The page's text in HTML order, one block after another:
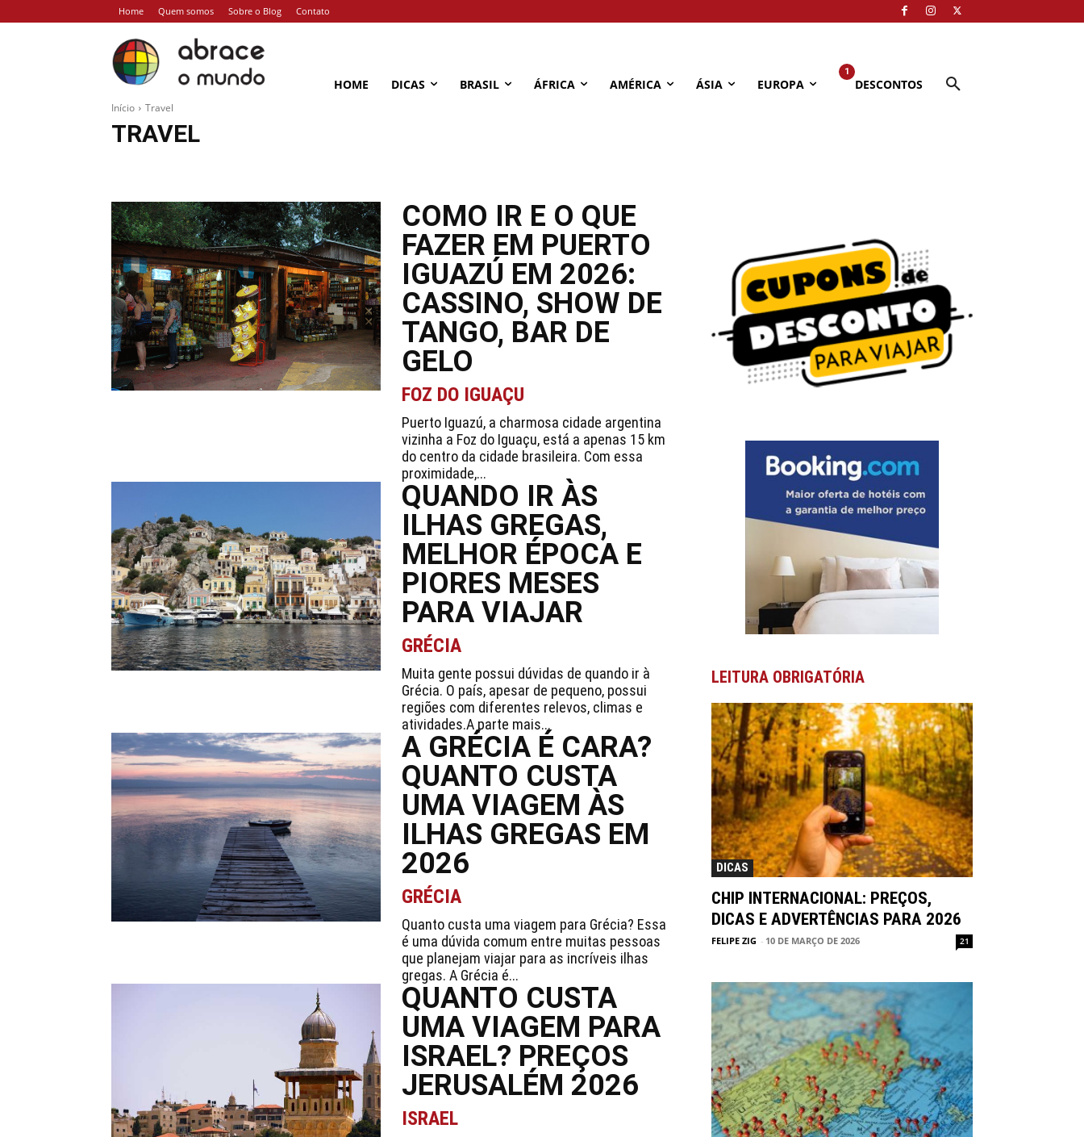
Home Quem somos Sobre o Blog Contato
HOME DICAS BRASIL ÁFRICA AMÉRICA ÁSIA EUROPA DESCONTOS
1
Início Travel
TRAVEL
COMO IR E O QUE
FAZER EM PUERTO
IGUAZÚ EM 2026:
CASSINO, SHOW DE
TANGO, BAR DE
GELO
FOZ DO IGUAÇU
Puerto Iguazú, a charmosa cidade argentina
vizinha a Foz do Iguaçu, está a apenas 15 km
do centro da cidade brasileira. Com essa
proximidade,...
QUANDO IR ÀS
ILHAS GREGAS,
MELHOR ÉPOCA E
PIORES MESES
PARA VIAJAR
GRÉCIA
Muita gente possui dúvidas de quando ir à
Grécia. O país, apesar de pequeno, possui
regiões com diferentes relevos, climas e
atividades.A parte mais...
A GRÉCIA É CARA?
QUANTO CUSTA
UMA VIAGEM ÀS
ILHAS GREGAS EM
2026
GRÉCIA
Quanto custa uma viagem para Grécia? Essa
é uma dúvida comum entre muitas pessoas
que planejam viajar para as incríveis ilhas
gregas. A Grécia é...
QUANTO CUSTA
UMA VIAGEM PARA
ISRAEL? PREÇOS
JERUSALÉM 2026
ISRAEL
LEITURA OBRIGATÓRIA
DICAS
CHIP INTERNACIONAL: PREÇOS,
DICAS E ADVERTÊNCIAS PARA 2026
FELIPE ZIG - 10 DE MARÇO DE 2026 21